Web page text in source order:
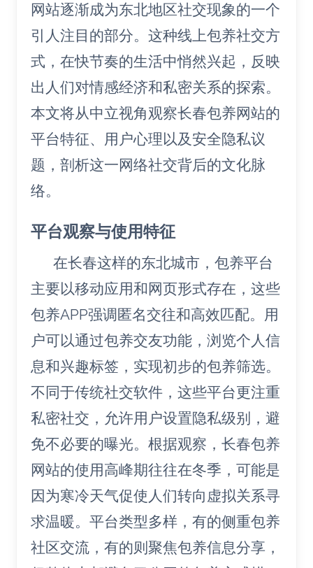
网站逐渐成为东北地区社交现象的一个
引人注目的部分。这种线上包养社交方
式，在快节奏的生活中悄然兴起，反映
出人们对情感经济和私密关系的探索。
本文将从中立视角观察长春包养网站的
平台特征、用户心理以及安全隐私议
题，剖析这一网络社交背后的文化脉
络。
平台观察与使用特征
在长春这样的东北城市，包养平台
主要以移动应用和网页形式存在，这些
包养APP强调匿名交往和高效匹配。用
户可以通过包养交友功能，浏览个人信
息和兴趣标签，实现初步的包养筛选。
不同于传统社交软件，这些平台更注重
私密社交，允许用户设置隐私级别，避
免不必要的曝光。根据观察，长春包养
网站的使用高峰期往往在冬季，可能是
因为寒冷天气促使人们转向虚拟关系寻
求温暖。平台类型多样，有的侧重包养
社区交流，有的则聚焦包养信息分享，